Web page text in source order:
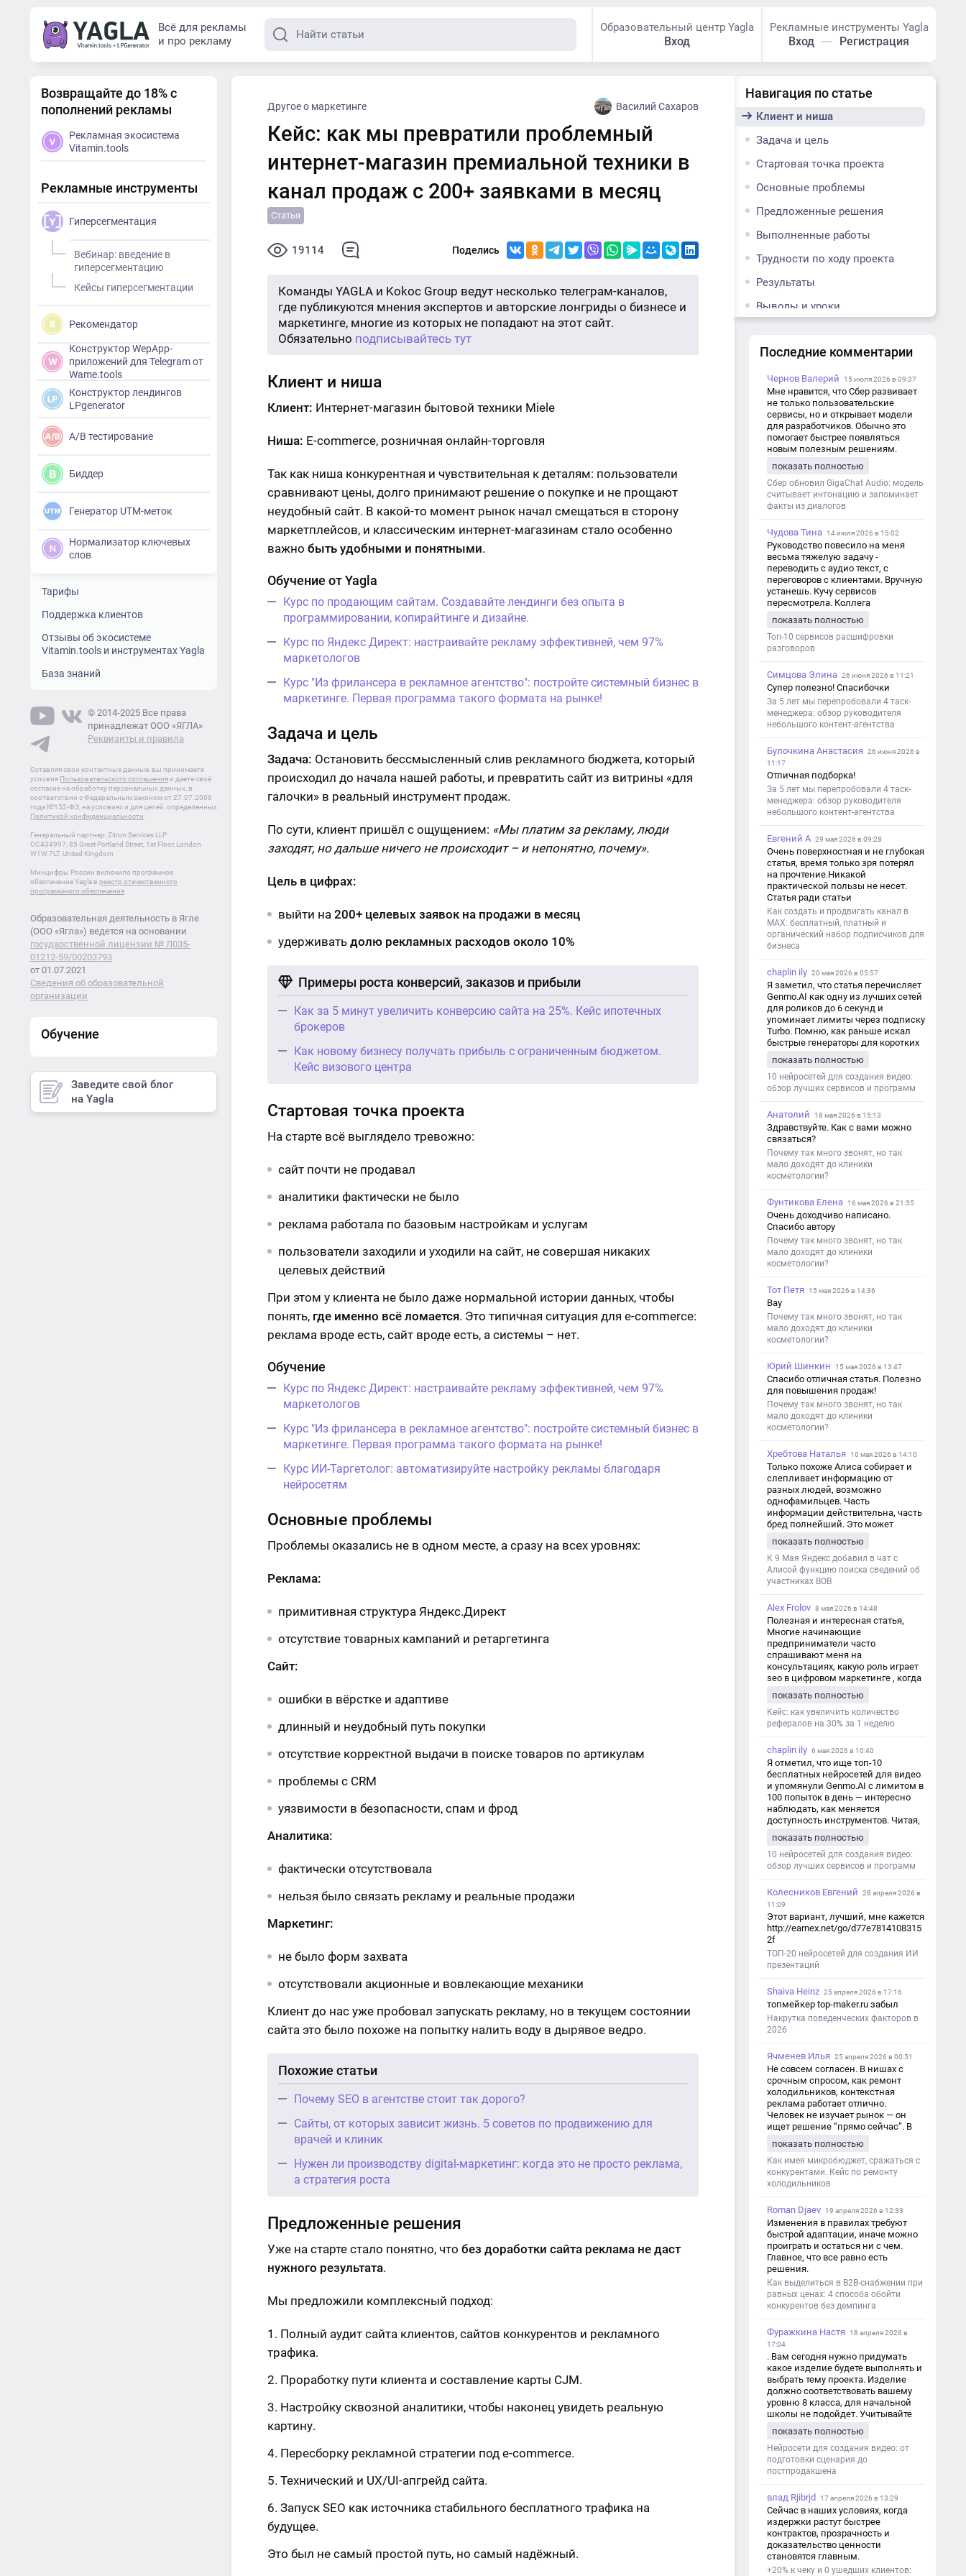
Всё для рекламы
и про рекламу
Образовательный центр Yagla
Вход
Рекламные инструменты Yagla
Вход Регистрация
Навигация по статье
Клиент и ниша
Задача и цель
Стартовая точка проекта
Основные проблемы
Предложенные решения
Выполненные работы
Трудности по ходу проекта
Результаты
Выводы и уроки
Другое о маркетинге Василий Сахаров
Кейс: как мы превратили проблемный
интернет-магазин премиальной техники в
канал продаж с 200+ заявками в месяц
Статья
19114 Поделись
Команды YAGLA и Kokoc Group ведут несколько телеграм-каналов,
где публикуются мнения экспертов и авторские лонгриды о бизнесе и
маркетинге, многие из которых не попадают на этот сайт.
Обязательно подписывайтесь тут
Клиент и ниша
Клиент: Интернет-магазин бытовой техники Miele
Ниша: E-commerce, розничная онлайн-торговля
Так как ниша конкурентная и чувствительная к деталям: пользователи
сравнивают цены, долго принимают решение о покупке и не прощают
неудобный сайт. В какой-то момент рынок начал смещаться в сторону
маркетплейсов, и классическим интернет-магазинам стало особенно
важно быть удобными и понятными.
Обучение от Yagla
Курс по продающим сайтам. Создавайте лендинги без опыта в
программировании, копирайтинге и дизайне.
Курс по Яндекс Директ: настраивайте рекламу эффективней, чем 97%
маркетологов
Курс "Из фрилансера в рекламное агентство": постройте системный бизнес в
маркетинге. Первая программа такого формата на рынке!
Задача и цель
Задача: Остановить бессмысленный слив рекламного бюджета, который
происходил до начала нашей работы, и превратить сайт из витрины «для
галочки» в реальный инструмент продаж.
По сути, клиент пришёл с ощущением: «Мы платим за рекламу, люди
заходят, но дальше ничего не происходит – и непонятно, почему».
Цель в цифрах:
выйти на 200+ целевых заявок на продажи в месяц
удерживать долю рекламных расходов около 10%
Примеры роста конверсий, заказов и прибыли
Как за 5 минут увеличить конверсию сайта на 25%. Кейс ипотечных
брокеров
Как новому бизнесу получать прибыль с ограниченным бюджетом.
Кейс визового центра
Стартовая точка проекта
На старте всё выглядело тревожно:
сайт почти не продавал
аналитики фактически не было
реклама работала по базовым настройкам и услугам
пользователи заходили и уходили на сайт, не совершая никаких
целевых действий
При этом у клиента не было даже нормальной истории данных, чтобы
понять, где именно всё ломается. Это типичная ситуация для e-commerce:
реклама вроде есть, сайт вроде есть, а системы – нет.
Обучение
Курс по Яндекс Директ: настраивайте рекламу эффективней, чем 97%
маркетологов
Курс "Из фрилансера в рекламное агентство": постройте системный бизнес в
маркетинге. Первая программа такого формата на рынке!
Курс ИИ-Таргетолог: автоматизируйте настройку рекламы благодаря
нейросетям
Основные проблемы
Проблемы оказались не в одном месте, а сразу на всех уровнях:
Реклама:
примитивная структура Яндекс.Директ
отсутствие товарных кампаний и ретаргетинга
Сайт:
ошибки в вёрстке и адаптиве
длинный и неудобный путь покупки
отсутствие корректной выдачи в поиске товаров по артикулам
проблемы с CRM
уязвимости в безопасности, спам и фрод
Аналитика:
фактически отсутствовала
нельзя было связать рекламу и реальные продажи
Маркетинг:
не было форм захвата
отсутствовали акционные и вовлекающие механики
Клиент до нас уже пробовал запускать рекламу, но в текущем состоянии
сайта это было похоже на попытку налить воду в дырявое ведро.
Похожие статьи
Почему SEO в агентстве стоит так дорого?
Сайты, от которых зависит жизнь. 5 советов по продвижению для
врачей и клиник
Нужен ли производству digital-маркетинг: когда это не просто реклама,
а стратегия роста
Предложенные решения
Уже на старте стало понятно, что без доработки сайта реклама не даст
нужного результата.
Мы предложили комплексный подход:
Полный аудит сайта клиентов, сайтов конкурентов и рекламного
трафика.
Проработку пути клиента и составление карты CJM.
Настройку сквозной аналитики, чтобы наконец увидеть реальную
картину.
Пересборку рекламной стратегии под e-commerce.
Технический и UX/UI-апгрейд сайта.
Запуск SEO как источника стабильного бесплатного трафика на
будущее.
Это был не самый простой путь, но самый надёжный.
Возвращайте до 18% с
пополнений рекламы
Рекламная экосистема
Vitamin.tools
Рекламные инструменты
Гиперсегментация
Вебинар: введение в
гиперсегментацию
Кейсы гиперсегментации
Рекомендатор
Конструктор WepApp-
приложений для Telegram от
Wame.tools
Конструктор лендингов
LPgenerator
A/B тестирование
Биддер
Генератор UTM-меток
Нормализатор ключевых
слов
Тарифы
Поддержка клиентов
Отзывы об экосистеме
Vitamin.tools и инструментах Yagla
База знаний
© 2014-2025 Все права
принадлежат ООО «ЯГЛА»
Реквизиты и правила
Оставляя свои контактные данные, вы принимаете
условия Пользовательского соглашения и даете своё
согласие на обработку персональных данных, в
соответствии с Федеральным законом от 27.07.2006
года №152-ФЗ, на условиях и для целей, определенных
Политикой конфиденциальности
Генеральный партнер: Zitron Services LLP
OC434997, 85 Great Portland Street, 1st Floor, London
W1W 7LT, United Kingdom
Минцифры России включило програмное
обеспечение Yagla в реестр отечественного
программного обеспечения
Образовательная деятельность в Ягле
(ООО «Ягла») ведется на основании
государственной лицензии № Л035-
01212-59/00203793
от 01.07.2021
Сведения об образовательной
организации
Обучение
Заведите свой блог
на Yagla
Последние комментарии
Чернов Валерий 15 июля 2026 в 09:37
Мне нравится, что Сбер развивает
не только пользовательские
сервисы, но и открывает модели
для разработчиков. Обычно это
помогает быстрее появляться
новым полезным решениям.
показать полностью
Сбер обновил GigaChat Audio: модель
считывает интонацию и запоминает
факты из диалогов
Чудова Тина 14 июля 2026 в 15:02
Руководство повесило на меня
весьма тяжелую задачу -
переводить с аудио текст, с
переговоров с клиентами. Вручную
устанешь. Кучу сервисов
пересмотрела. Коллега
хорошо переводит. Мало
редактировать по итогу. Советую.
показать полностью
Топ-10 сервисов расшифровки
разговоров
Симцова Элина 26 июня 2026 в 11:21
Супер полезно! Спасибочки
За 5 лет мы перепробовали 4 таск-
менеджера: обзор руководителя
небольшого контент-агентства
Булочкина Анастасия
26 июня 2026 в
11:17
Отличная подборка!
За 5 лет мы перепробовали 4 таск-
менеджера: обзор руководителя
небольшого контент-агентства
Евгений А 29 мая 2026 в 09:28
Очень поверхностная и не глубокая
статья, время только зря потерял
на прочтение.Никакой
практической пользы не несет.
Статья ради статьи
Как создать и продвигать канал в
MAX: бесплатный, платный и
органический набор подписчиков для
бизнеса
chaplin ily 20 мая 2026 в 05:57
Я заметил, что статья перечисляет
Genmo.AI как одну из лучших сетей
для роликов до 6 секунд и
упоминает лимиты через подписку
Turbo. Помню, как раньше искал
быстрые генераторы для коротких
такой обзор именно с акцентом на
ограничения и подпись. Image V2
показать полностью
10 нейросетей для создания видео:
обзор лучших сервисов и программ
Анатолий 18 мая 2026 в 15:13
Здравствуйте. Как с вами можно
связаться?
Почему так много звонят, но так
мало доходят до клиники
косметологии?
Фунтикова Елена 16 мая 2026 в 21:35
Очень доходчиво написано.
Спасибо автору
Почему так много звонят, но так
мало доходят до клиники
косметологии?
Тот Петя 15 мая 2026 в 14:36
Вау
Почему так много звонят, но так
мало доходят до клиники
косметологии?
Юрий Шинкин 15 мая 2026 в 13:47
Спасибо отличная статья. Полезно
для повышения продаж!
Почему так много звонят, но так
мало доходят до клиники
косметологии?
Хребтова Наталья 10 мая 2026 в 14:10
Только похоже Алиса собирает и
слепливает информацию от
разных людей, возможно
однофамильцев. Часть
информации действительна, часть
бред полнейший. Это может
дезинформации
показать полностью
К 9 Мая Яндекс добавил в чат с
Алисой функцию поиска сведений об
участниках ВОВ
Alex Frolov 8 мая 2026 в 14:48
Полезная и интересная статья,
Многие начинающие
предприниматели часто
спрашивают меня на
консультациях, какую роль играет
seo в цифровом маркетинге , когда
обсуждаем их проект:
https://aseotop.com/kakuyu-rol-igraet-
seo-v-czifrovom-marketinge/
показать полностью
Кейс: как увеличить количество
рефералов на 30% за 1 неделю
chaplin ily 6 мая 2026 в 10:40
Я отметил, что ище топ-10
бесплатных нейросетей для видео
и упомянули Genmo.AI с лимитом в
100 попыток в день — интересно
наблюдать, как меняется
доступность инструментов. Читая,
с короткими клипами в телеграм-
каналах YAGLA и Kokoc Group. Flux 2
показать полностью
10 нейросетей для создания видео:
обзор лучших сервисов и программ
Колесников Евгений
28 апреля 2026 в
11:09
Этот вариант, лучший, мне кажется
http://earnex.net/go/d77e7814108315
2f
ТОП-20 нейросетей для создания ИИ
презентаций
Shaiva Heinz 25 апреля 2026 в 17:16
топмейкер top-maker.ru забыл
Накрутка поведенческих факторов в
2026
Ячменев Илья 25 апреля 2026 в 00:51
Не совсем согласен. В нишах с
срочным спросом, как ремонт
холодильников, контекстная
реклама работает отлично.
Человек не изучает рынок — он
ищет решение “прямо сейчас”. В
и ловит самый горячий трафик,
тогда как SEO в таких задачах
просто не успевает.
показать полностью
Как имея микробюджет, сражаться с
конкурентами. Кейс по ремонту
холодильников
Roman Djaev 19 апреля 2026 в 12:33
Изменения в правилах требуют
быстрой адаптации, иначе можно
проиграть и остаться ни с чем.
Главное, что все равно есть
решения.
Как выделиться в B2B-снабжении при
равных ценах: 4 способа обойти
конкурентов без демпинга
Фуражкина Настя
18 апреля 2026 в
17:04
. Вам сегодня нужно придумать
какое изделие будете выполнять и
выбрать тему проекта. Изделие
должно соответствовать вашему
уровню 8 класса, для начальной
школы не подойдет. Учитывайте
уровня работы. Структура проекта 1.
Титульный лист - Название школы.
- Тип работы: «Проектная работа». -
Тема проекта. - Кто выполнил:
должность учителя. - Город, год. 2.
Введение - Актуальность темы
(почему это важно). - Цель и
задачи проекта. - Объект и предмет
исследования. - Методы работы. 3.
Основная часть - Теоретическая
показать полностью
Нейросети для создания видео: от
подготовки сценария до
постпродакшена
влад Rjibrjd 17 апреля 2026 в 13:29
Сейчас в наших условиях, когда
издержки растут быстрее
контрактов, прозрачность и
доказательство ценности
становятся главным.
+20% к чеку и 0 ушедших клиентов: